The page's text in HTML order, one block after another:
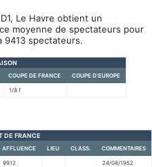
Le Havre obtient un
moyenne de spectateurs pour
9413 spectateurs.
COUPE DE FRANCE COUPE D'EUROPE
1/8 f
DE FRANCE
AFFLUENCE LIEU CLASS. COMMENTAIRES
9912 24/08/1952